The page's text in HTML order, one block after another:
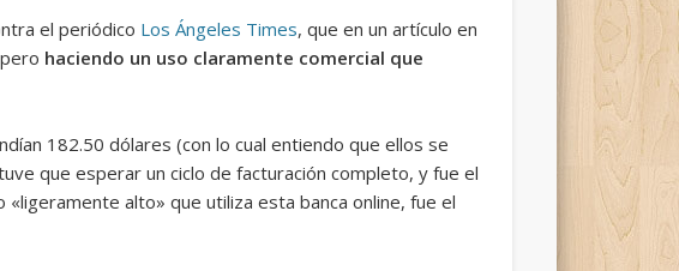
el periódico Los Ángeles Times, que en un artículo en
haciendo un uso claramente comercial que
182.50 dólares (con lo cual entiendo que ellos se
que esperar un ciclo de facturación completo, y fue el
alto» que utiliza esta banca online, fue el